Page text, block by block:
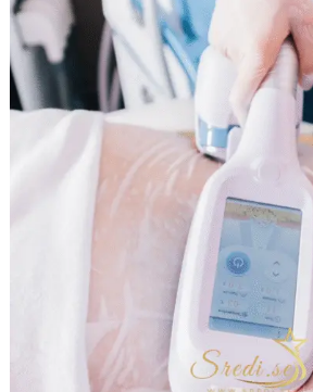
oblikovanje
tijela
zamrzavanjem
masnih
stanica